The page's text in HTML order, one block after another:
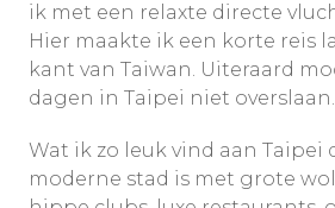
ik met een relaxte directe
Hier maakte ik een korte reis
kant van Taiwan. Uiteraard
dagen in Taipei niet overslaan.
Wat ik zo leuk vind aan Taipei
moderne stad is met grote